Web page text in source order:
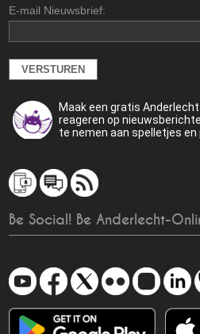
E-mail Nieuwsbrief:
Maak een gratis
reageren op
te nemen aan spelletjes en
Be Social! Be Anderlecht-